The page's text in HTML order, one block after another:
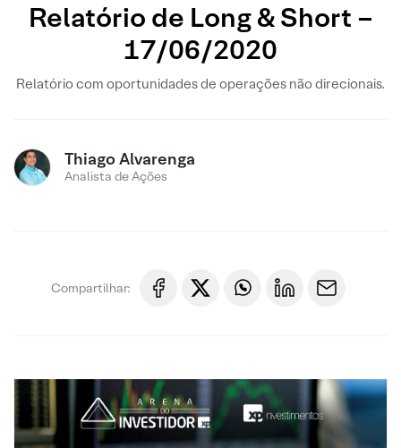
Relatório de Long & Short –
17/06/2020
Relatório com oportunidades de operações não direcionais.
Thiago Alvarenga
Analista de Ações
Compartilhar: